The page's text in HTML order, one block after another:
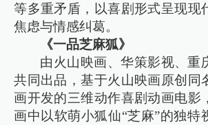
等多重矛盾，以喜剧形式呈现现
焦虑与情感纠葛。
《一品芝麻狐》
由火山映画、华策影视、重
共同出品，基于火山映画原创同
画开发的三维动作喜剧动画电影
画中以软萌小狐仙“芝麻”的独特